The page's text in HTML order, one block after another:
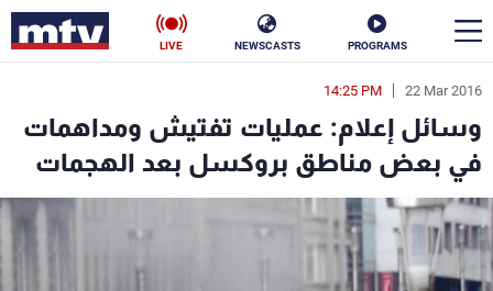
PROGRAMS
NEWSCASTS
LIVE
22 Mar 2016
14:25 PM
وسائل إعلام: عمليات تفتيش ومداهمات
في بعض مناطق بروكسل بعد الهجمات
en
الأخبار
سياسة ناس
إقتصاد